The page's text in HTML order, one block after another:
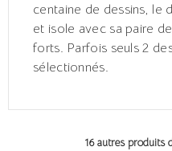
centaine de dessins, le
et isole avec sa paire
forts. Parfois seuls 2
sélectionnés.
16 autres produits